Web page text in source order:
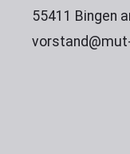
55411 Bingen